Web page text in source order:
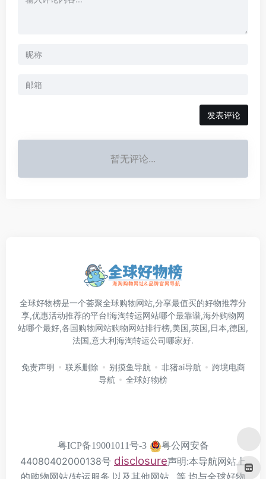
发表评论
暂无评论...
全球好物榜是一个荟聚全球购物网站,分享最值买的好物推荐分
享,优惠活动推荐的平台!海淘转运网站哪个最靠谱,海外购物网
站哪个最好,各国购物网站购物网站排行榜,美国,英国,日本,德国,
法国,意大利海淘转运公司哪家好.
免责声明 联系删除 别摸鱼导航 非猪ai导航
跨境电商
导航
全球好物榜
粤ICP备19001011号-3
粤公网安备
44080402000138号 disclosure声明:本导航网站上
的购物网站/转运服务,以及其他网站...等,均与全球好物